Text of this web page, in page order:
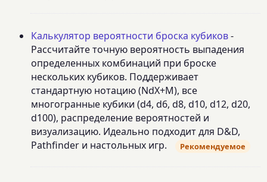
Калькулятор вероятности броска кубиков-
Рассчитайте точную вероятность выпадения
определенных комбинаций при броске
нескольких кубиков. Поддерживает
стандартную нотацию (NdX+M), все
многогранные кубики (d4, d6, d8, d10, d12, d20,
d100), распределение вероятностей и
визуализацию. Идеально подходит для D&D,
Pathfinder и настольных игр.
Рекомендуемое